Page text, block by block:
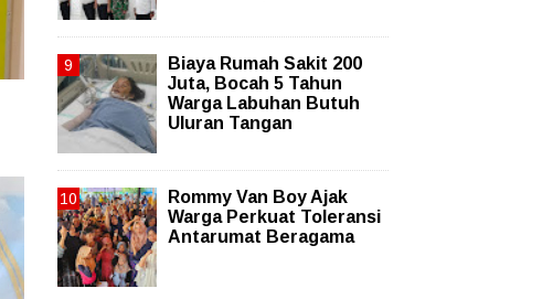
Biaya Rumah Sakit 200
Juta, Bocah 5 Tahun
Warga Labuhan Butuh
Uluran Tangan
Rommy Van Boy Ajak
Warga Perkuat Toleransi
Antarumat Beragama